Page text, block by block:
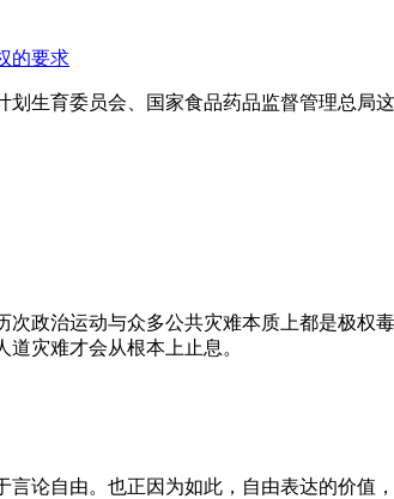
的要求
生育委员会、国家食品药品监督管理总
政治运动与众多公共灾难本质上都是极
灾难才会从根本上止息。
论自由。也正因为如此，自由表达的价值